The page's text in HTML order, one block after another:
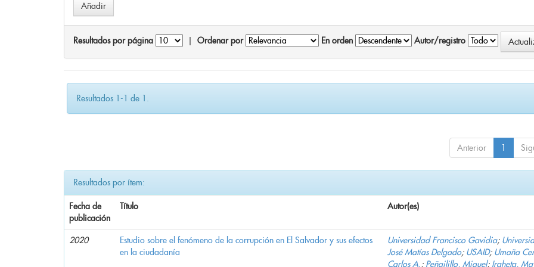
Resultados por página Ordenar por En orden Autor/registro
Resultados 1-1 de 1.
Anterior 1
Resultados por ítem:
Fecha de
publicación
Título Autor(es)
2020
Estudio sobre el fenómeno de la corrupción en El Salvador y sus efectos
en la ciudadanía
Universidad Francisco Gavidia;
José Matías Delgado; USAID; Umaña
Carlos A.; Peñailillo, Miguel; Iraheta,